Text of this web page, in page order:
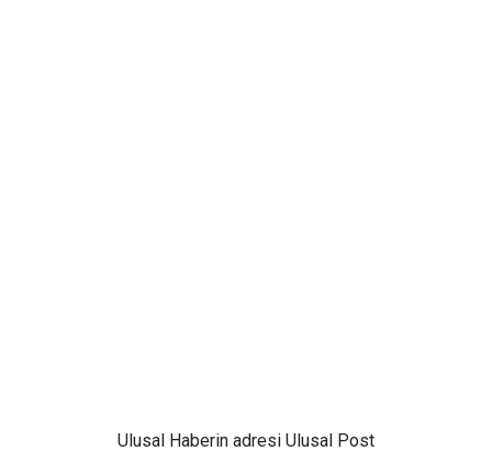
Ulusal Haberin adresi Ulusal Post